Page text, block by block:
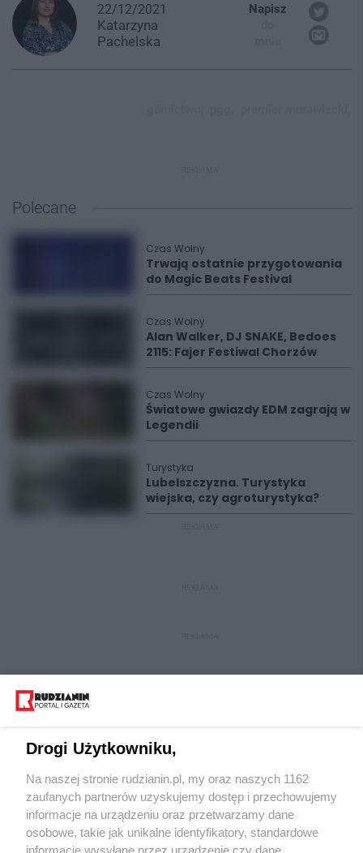
22/12/2021
Katarzyna
Pachelska
Napisz
Polecane
Czas Wolny
Trwają ostatnie przygotowania
do Magic Beats Festival
Czas Wolny
Alan Walker, DJ SNAKE, Bedoes
2115: Fajer Festiwal Chorzów
Czas Wolny
Światowe gwiazdy EDM zagrają w
Legendii
Turystyka
Lubelszczyzna. Turystyka
wiejska, czy agroturystyka?
Wydawca mediów lokalnych
Drogi Użytkowniku,
Na naszej stronie rudzianin.pl, my oraz naszych 1162
zaufanych partnerów uzyskujemy dostęp i przechowujemy
informacje na urządzeniu oraz przetwarzamy dane
osobowe, takie jak unikalne identyfikatory, standardowe
informacje wysyłane przez urządzenie czy dane